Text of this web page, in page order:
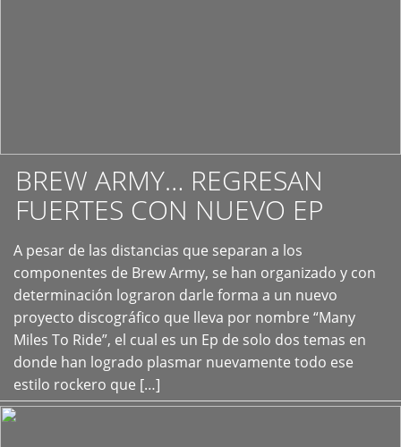
BREW ARMY… REGRESAN
FUERTES CON NUEVO EP
A pesar de las distancias que separan a los
componentes de Brew Army, se han organizado y con
determinación lograron darle forma a un nuevo
proyecto discográfico que lleva por nombre “Many
Miles To Ride”, el cual es un Ep de solo dos temas en
donde han logrado plasmar nuevamente todo ese
estilo rockero que […]
+